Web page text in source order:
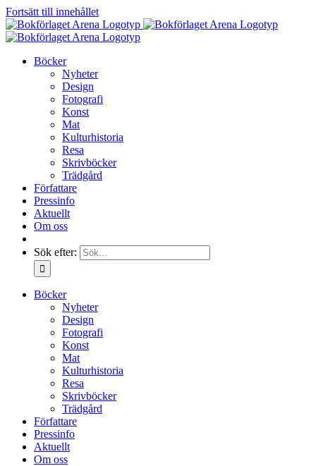
Fortsätt till innehållet
Böcker
Nyheter
Design
Fotografi
Konst
Mat
Kulturhistoria
Resa
Skrivböcker
Trädgård
Författare
Pressinfo
Aktuellt
Om oss
Sök efter:
Böcker
Nyheter
Design
Fotografi
Konst
Mat
Kulturhistoria
Resa
Skrivböcker
Trädgård
Författare
Pressinfo
Aktuellt
Om oss